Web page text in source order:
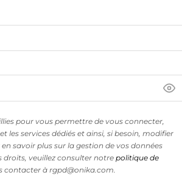
pour vous permettre de vous connecter,
les services dédiés et ainsi, si besoin, modifier
savoir plus sur la gestion de vos données
droits, veuillez consulter notre politique de
contacter à rgpd@onika.com.